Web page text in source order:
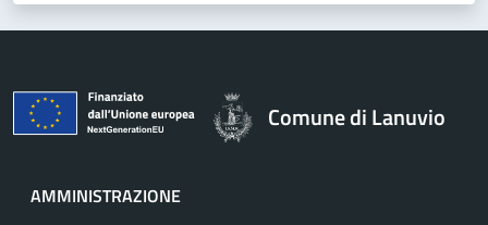
Comune di Lanuvio
AMMINISTRAZIONE